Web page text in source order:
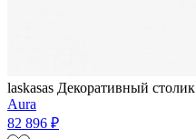
laskasas Декоративный столик
Aura
82 896 ₽